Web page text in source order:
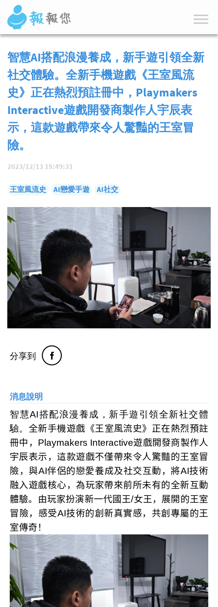
智慧AI搭配浪漫養成，新手遊引領全新
社交體驗。全新手機遊戲《王室風流
史》正在熱烈預註冊中，Playmakers
Interactive遊戲開發商製作人宇辰表
示，這款遊戲帶來令人驚豔的王室冒
險。
2023/12/13 15:49:31
王室風流史 AI戀愛手遊 AI社交
分享到
消息說明
智慧AI搭配浪漫養成，新手遊引領全新社交體
驗。 全新手機遊戲《王室風流史》正在熱烈預註
冊中， Playmakers Interactive遊戲開發商製作人
宇辰表示，這款遊戲不僅帶來令人驚豔的王室冒
險，與AI伴侶的戀愛養成及社交互動，將AI技術
融入遊戲核心，為玩家帶來前所未有的全新互動
體驗。由玩家扮演新一代國王/女王，展開的王室
冒險，感受AI技術的創新真實感，共創專屬的王
室傳奇！